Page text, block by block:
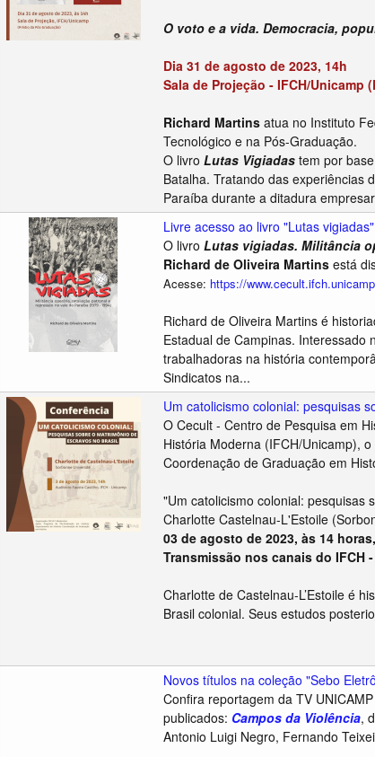
O voto e a vida. Democracia,
Dia 31 de agosto de 2023, 14h
Sala de Projeção - IFCH/Unicamp
Richard Martins atua no Instituto
Tecnológico e na Pós-Graduação.
O livro Lutas Vigiadas tem por
Batalha. Tratando das experiências
Paraíba durante a ditadura
Livre acesso ao livro "Lutas
O livro Lutas vigiadas. Militância
Richard de Oliveira Martins está
Acesse: https://
Richard de Oliveira Martins é
Estadual de Campinas. Interessado
trabalhadoras na história
Sindicatos na...
Um catolicismo colonial: pesquisas
O Cecult - Centro de Pesquisa em
História Moderna (IFCH/Unicamp),
Coordenação de Graduação em
"Um catolicismo colonial: pesquisas
Charlotte Castelnau-L'Estoile
03 de agosto de 2023, às 14
Transmissão nos canais do IFCH
Charlotte de Castelnau-L’Estoile é
Brasil colonial. Seus estudos
Novos títulos na coleção "Sebo
Confira reportagem da TV
publicados: Campos da Violência,
Antonio Luigi Negro, Fernando